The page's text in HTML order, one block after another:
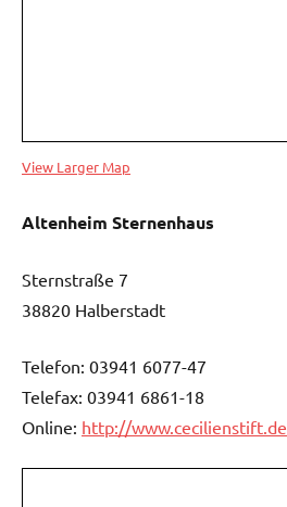
View Larger Map
Altenheim Sternenhaus
Sternstraße 7
38820 Halberstadt
Telefon: 03941 6077-47
Telefax: 03941 6861-18
Online: http://www.cecilienstift.de